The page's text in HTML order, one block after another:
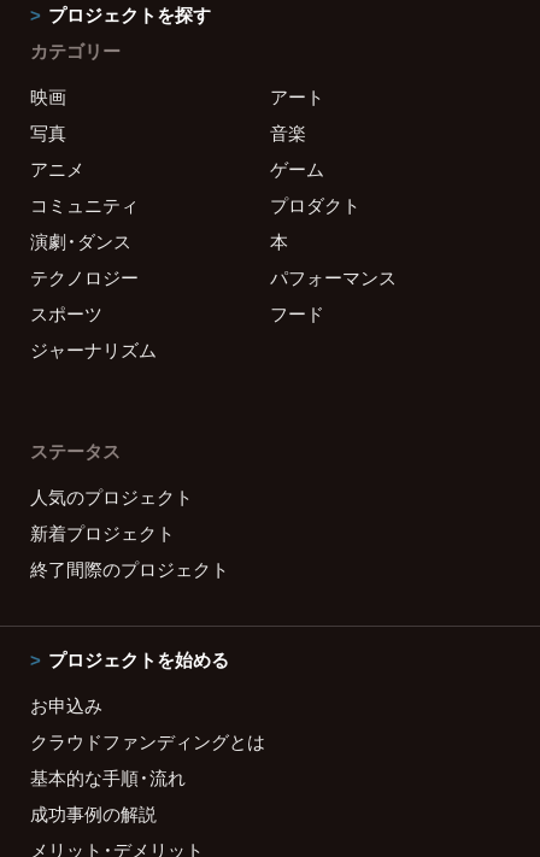
プロジェクトを探す
カテゴリー
映画
アート
写真
音楽
アニメ
ゲーム
コミュニティ
プロダクト
演劇・ダンス
本
テクノロジー
パフォーマンス
スポーツ
フード
ジャーナリズム
ステータス
人気のプロジェクト
新着プロジェクト
終了間際のプロジェクト
プロジェクトを始める
お申込み
クラウドファンディングとは
基本的な手順・流れ
成功事例の解説
メリット・デメリット